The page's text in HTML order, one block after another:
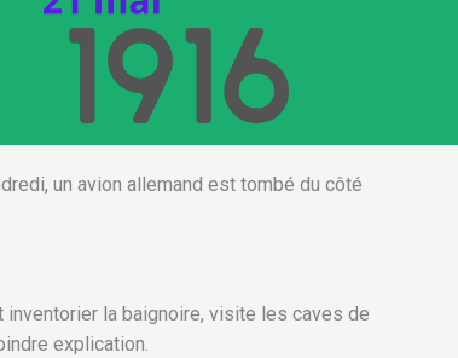
un avion allemand est tombé du côté
inventorier la baignoire, visite les caves de
explication.